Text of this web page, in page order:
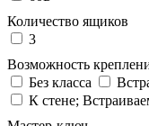
Количество ящиков
3
Возможность
Без класса
К стене;